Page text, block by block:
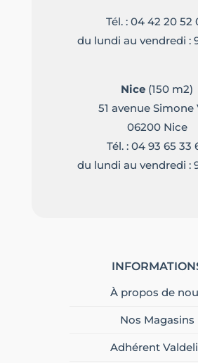
Tél. : 04 42 20 52
du lundi au vendredi :
Nice (150 m2)
51 avenue Simone
06200 Nice
Tél. :04 93 65 33
du lundi au vendredi :
À propos de
Nos Magasins
Adhérent